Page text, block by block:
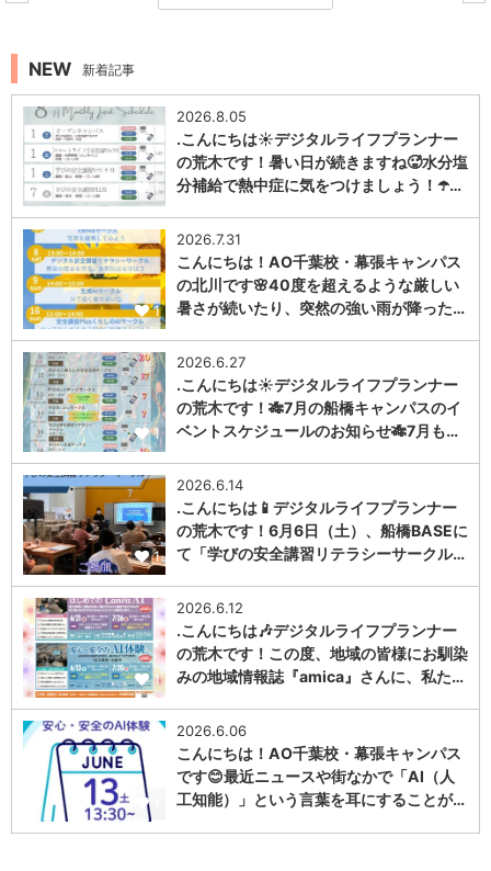
NEW 新着記事
1
2026.8.05
.こんにちは☀️デジタルライフプランナー
の荒木です！暑い日が続きますね🥵水分塩
分補給で熱中症に気をつけましょう！☂️…
1
2026.7.31
こんにちは！AO千葉校・幕張キャンパス
の北川です🌸40度を超えるような厳しい
暑さが続いたり、突然の強い雨が降った…
1
2026.6.27
.こんにちは☀️デジタルライフプランナー
の荒木です！🎋7月の船橋キャンパスのイ
ベントスケジュールのお知らせ🎋7月も…
1
2026.6.14
.こんにちは📱デジタルライフプランナー
の荒木です！6月6日（土）、船橋BASEに
て「学びの安全講習リテラシーサークル…
1
2026.6.12
.こんにちは🎶デジタルライフプランナー
の荒木です！この度、地域の皆様にお馴染
みの地域情報誌『amica』さんに、私た…
1
2026.6.06
こんにちは！AO千葉校・幕張キャンパス
です😊最近ニュースや街なかで「AI（人
工知能）」という言葉を耳にすることが…